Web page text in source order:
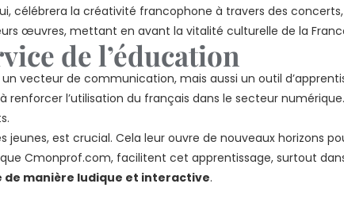
célébrera la créativité francophone à travers des
œuvres, mettant en avant la vitalité culturelle de la
de l’éducation
vecteur de communication, mais aussi un outil
renforcer l’utilisation du français dans le secteur
jeunes, est crucial. Cela leur ouvre de nouveaux horizons
Cmonprof.com, facilitent cet apprentissage, surtout
de manière ludique et interactive.